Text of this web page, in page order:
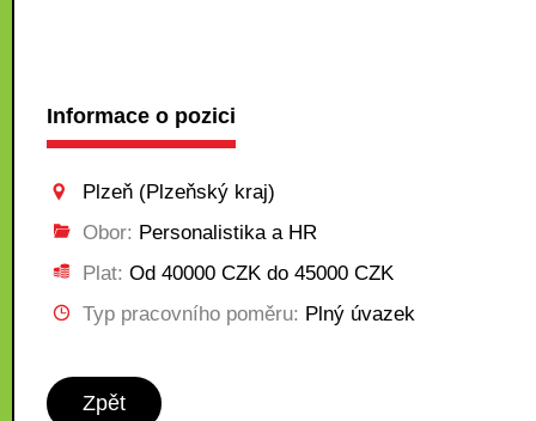
Informace o pozici
Plzeň (Plzeňský kraj)
Obor: Personalistika a HR
Plat: Od 40000 CZK do 45000 CZK
Typ pracovního poměru: Plný úvazek
Zpět